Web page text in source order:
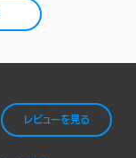
レビューを見る